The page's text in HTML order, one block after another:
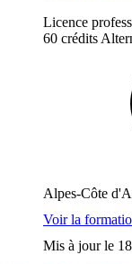
Licence
60 crédits
Alpes-Côte
Voir la
Mis à jour le